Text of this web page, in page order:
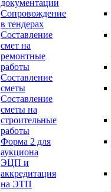
документации
Сопровождение
в тендерах
Составление
смет на
ремонтные
работы
Составление
сметы
Составление
сметы на
строительные
работы
Форма 2 для
аукциона
ЭЦП и
аккредитация
на ЭТП